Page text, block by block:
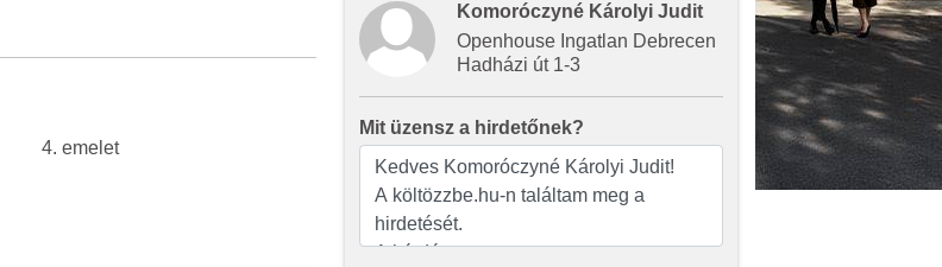
4. emelet
Komoróczyné Károlyi Judit
Openhouse Ingatlan Debrecen
Hadházi út 1-3
Mit üzensz a hirdetőnek?